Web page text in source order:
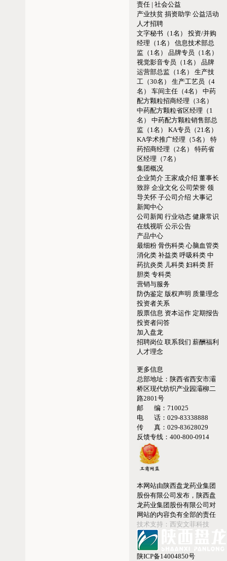
责任 | 社会公益
产业扶贫 捐资助学 公益活动
人才招聘
文字秘书（1名）
投资/并购
经理（1名）
信息技术部总
监（1名）
品牌专员（1名）
视觉影音专员（1名）
品牌
运营部总监（1名）
生产技
工（30名）
生产工艺员（4
名）
车间主任（4名）
中药
配方颗粒招商经理（3名）
中药配方颗粒省区经理（1
名）
中药配方颗粒销售部总
监（1名）
KA专员（21名）
KA学术推广经理（5名）
特
药招商经理（2名）
特药省
区经理（7名）
集团概况
企业简介 王家成介绍 董事长
致辞 企业文化 公司荣誉 领
导关怀 子公司介绍 大事记
新闻中心
公司新闻 行业动态 健康常识
在线视听 公示公告
产品中心
最细粉 骨伤科类 心脑血管类
消化类 补益类 呼吸科类 中
药抗炎类 儿科类 妇科类 肝
胆类 专科类
营销与服务
防伪鉴定 版权声明 质量理念
投资者关系
股票信息 资本运作 定期报告
投资者问答
加入盘龙
招聘岗位 联系我们 薪酬福利
人才理念
更多信息
总部地址： 陕西省西安市灞
桥区现代纺织产业园灞柳二
路2801号
邮 编： 710025
电 话： 029-83338888
传 真： 029-83628029
反馈专线： 400-800-0914
本网站由陕西盘龙药业集团
股份有限公司发布，陕西盘
龙药业集团股份有限公司对
网站的内容负有全部的责任
技术支持：西安文菲科技
陕ICP备14004850号